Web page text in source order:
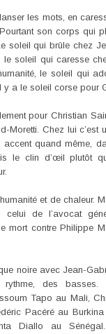
les mots, en
son corps qui
soleil qui brûle chez
le soleil qui caresse
le soleil qui
y a le soleil corse pour
pour Christian
Moretti. Chez lui c’est
accent quand même,
le clin d’œil plutôt
et de chaleur.
de l’avocat
mort contre Philippe
noire avec Jean-
des basses.
Tapo au Mali,
Pacéré au
Diallo au